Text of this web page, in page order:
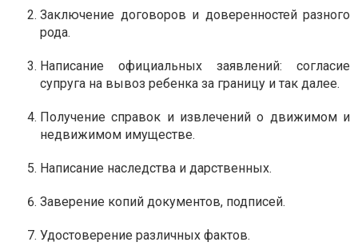
Заключение договоров и доверенностей разного
рода.
Написание официальных заявлений: согласие
супруга на вывоз ребенка за границу и так далее.
Получение справок и извлечений о движимом и
недвижимом имуществе.
Написание наследства и дарственных.
Заверение копий документов, подписей.
Удостоверение различных фактов.